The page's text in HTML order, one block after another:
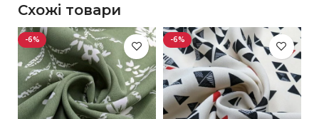
Схожі товари
-6% -6%